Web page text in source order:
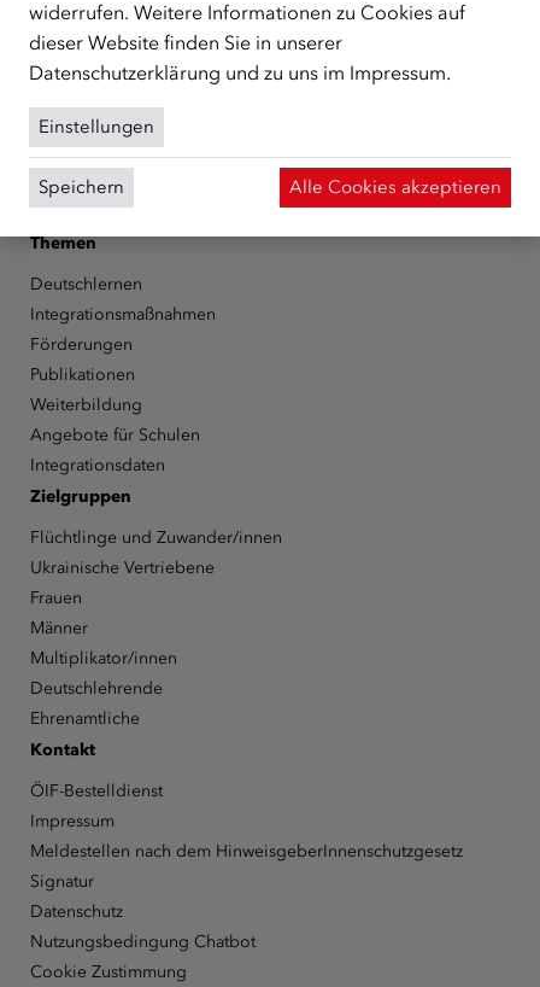
Über den ÖIF
Der Österreichische Integrationsfonds (ÖIF)
Presse
Informationen erhalten
Karriere
ÖIF-Bestelldienst
Themen
Deutschlernen
Integrationsmaßnahmen
Förderungen
Publikationen
Weiterbildung
Angebote für Schulen
Integrationsdaten
Zielgruppen
Flüchtlinge und Zuwander/innen
Ukrainische Vertriebene
Frauen
Männer
Multiplikator/innen
Deutschlehrende
Ehrenamtliche
Kontakt
ÖIF-Bestelldienst
Impressum
Meldestellen nach dem HinweisgeberInnenschutzgesetz
Signatur
Datenschutz
Nutzungsbedingung Chatbot
Cookie Zustimmung
widerrufen. Weitere Informationen zu Cookies auf
dieser Website finden Sie in unserer
Datenschutzerklärung und zu uns im Impressum.
Einstellungen
Speichern Alle Cookies akzeptieren